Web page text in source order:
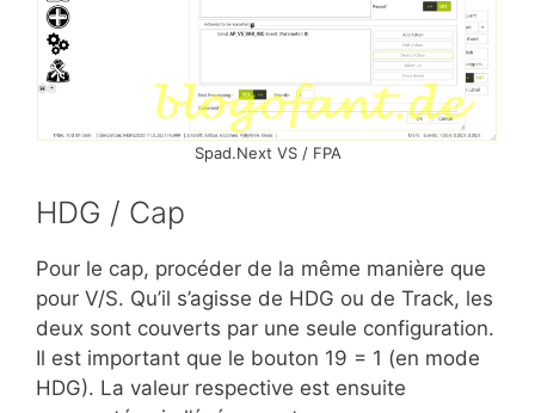
Spad.Next VS / FPA
HDG / Cap
Pour le cap, procéder de la même manière que
pour V/S. Qu’il s’agisse de HDG ou de Track, les
deux sont couverts par une seule configuration.
Il est important que le bouton 19 = 1 (en mode
HDG). La valeur respective est ensuite